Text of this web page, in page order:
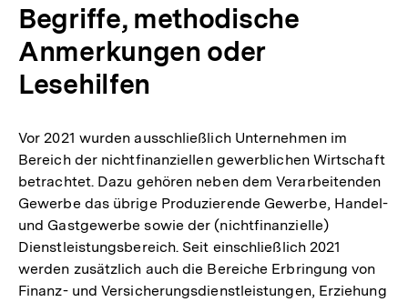
Begriffe, methodische
Anmerkungen oder
Lesehilfen
Vor 2021 wurden ausschließlich Unternehmen im
Bereich der nichtfinanziellen gewerblichen Wirtschaft
betrachtet. Dazu gehören neben dem Verarbeitenden
Gewerbe das übrige Produzierende Gewerbe, Handel-
und Gastgewerbe sowie der (nichtfinanzielle)
Dienstleistungsbereich. Seit einschließlich 2021
werden zusätzlich auch die Bereiche Erbringung von
Finanz- und Versicherungsdienstleistungen, Erziehung